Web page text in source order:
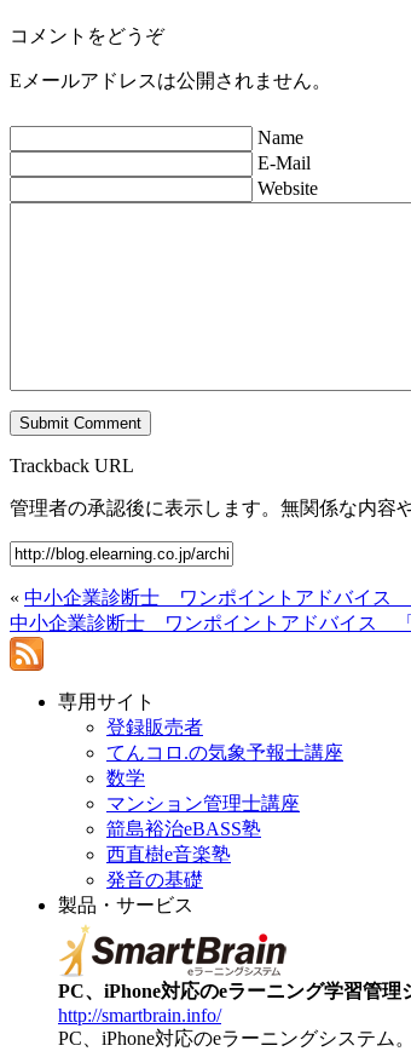
コメントをどうぞ
Eメールアドレスは公開されません。
Name
E-Mail
Website
Trackback URL
管理者の承認後に表示します。無関係な内容
« 中小企業診断士 ワンポイントアドバイス
中小企業診断士 ワンポイントアドバイス
専用サイト
登録販売者
てんコロ.の気象予報士講座
数学
マンション管理士講座
箭島裕治eBASS塾
西直樹e音楽塾
発音の基礎
製品・サービス
PC、iPhone対応のeラーニング学習管理
http://smartbrain.info/
PC、iPhone対応のeラーニングシステム